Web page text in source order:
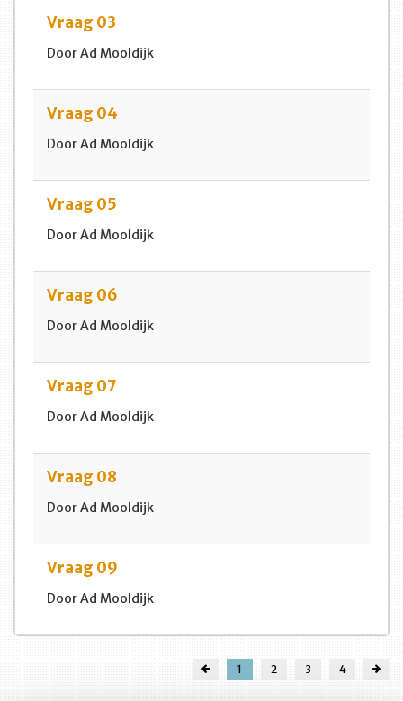
Vraag 03
Door Ad Mooldijk
Vraag 04
Door Ad Mooldijk
Vraag 05
Door Ad Mooldijk
Vraag 06
Door Ad Mooldijk
Vraag 07
Door Ad Mooldijk
Vraag 08
Door Ad Mooldijk
Vraag 09
Door Ad Mooldijk
1 2 3 4